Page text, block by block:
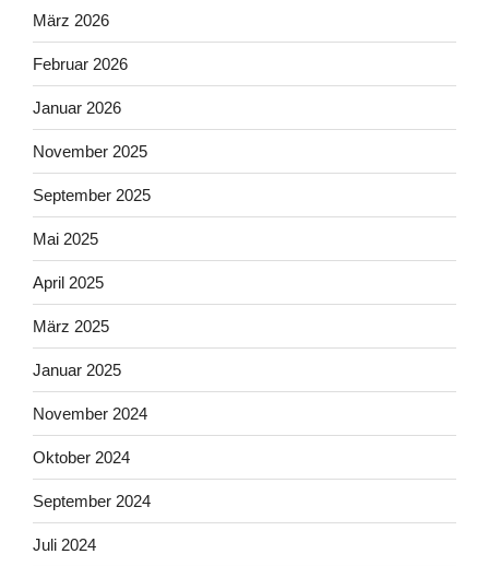
März 2026
Februar 2026
Januar 2026
November 2025
September 2025
Mai 2025
April 2025
März 2025
Januar 2025
November 2024
Oktober 2024
September 2024
Juli 2024